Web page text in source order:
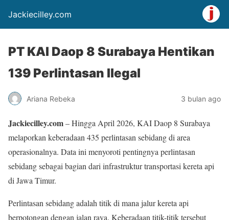
Jackiecilley.com
PT KAI Daop 8 Surabaya Hentikan
139 Perlintasan Ilegal
Ariana Rebeka 3 bulan ago
Jackiecilley.com– Hingga April 2026, KAI Daop 8 Surabaya
melaporkan keberadaan 435 perlintasan sebidang di area
operasionalnya. Data ini menyoroti pentingnya perlintasan
sebidang sebagai bagian dari infrastruktur transportasi kereta api
di Jawa Timur.
Perlintasan sebidang adalah titik di mana jalur kereta api
berpotongan dengan jalan raya. Keberadaan titik-titik tersebut